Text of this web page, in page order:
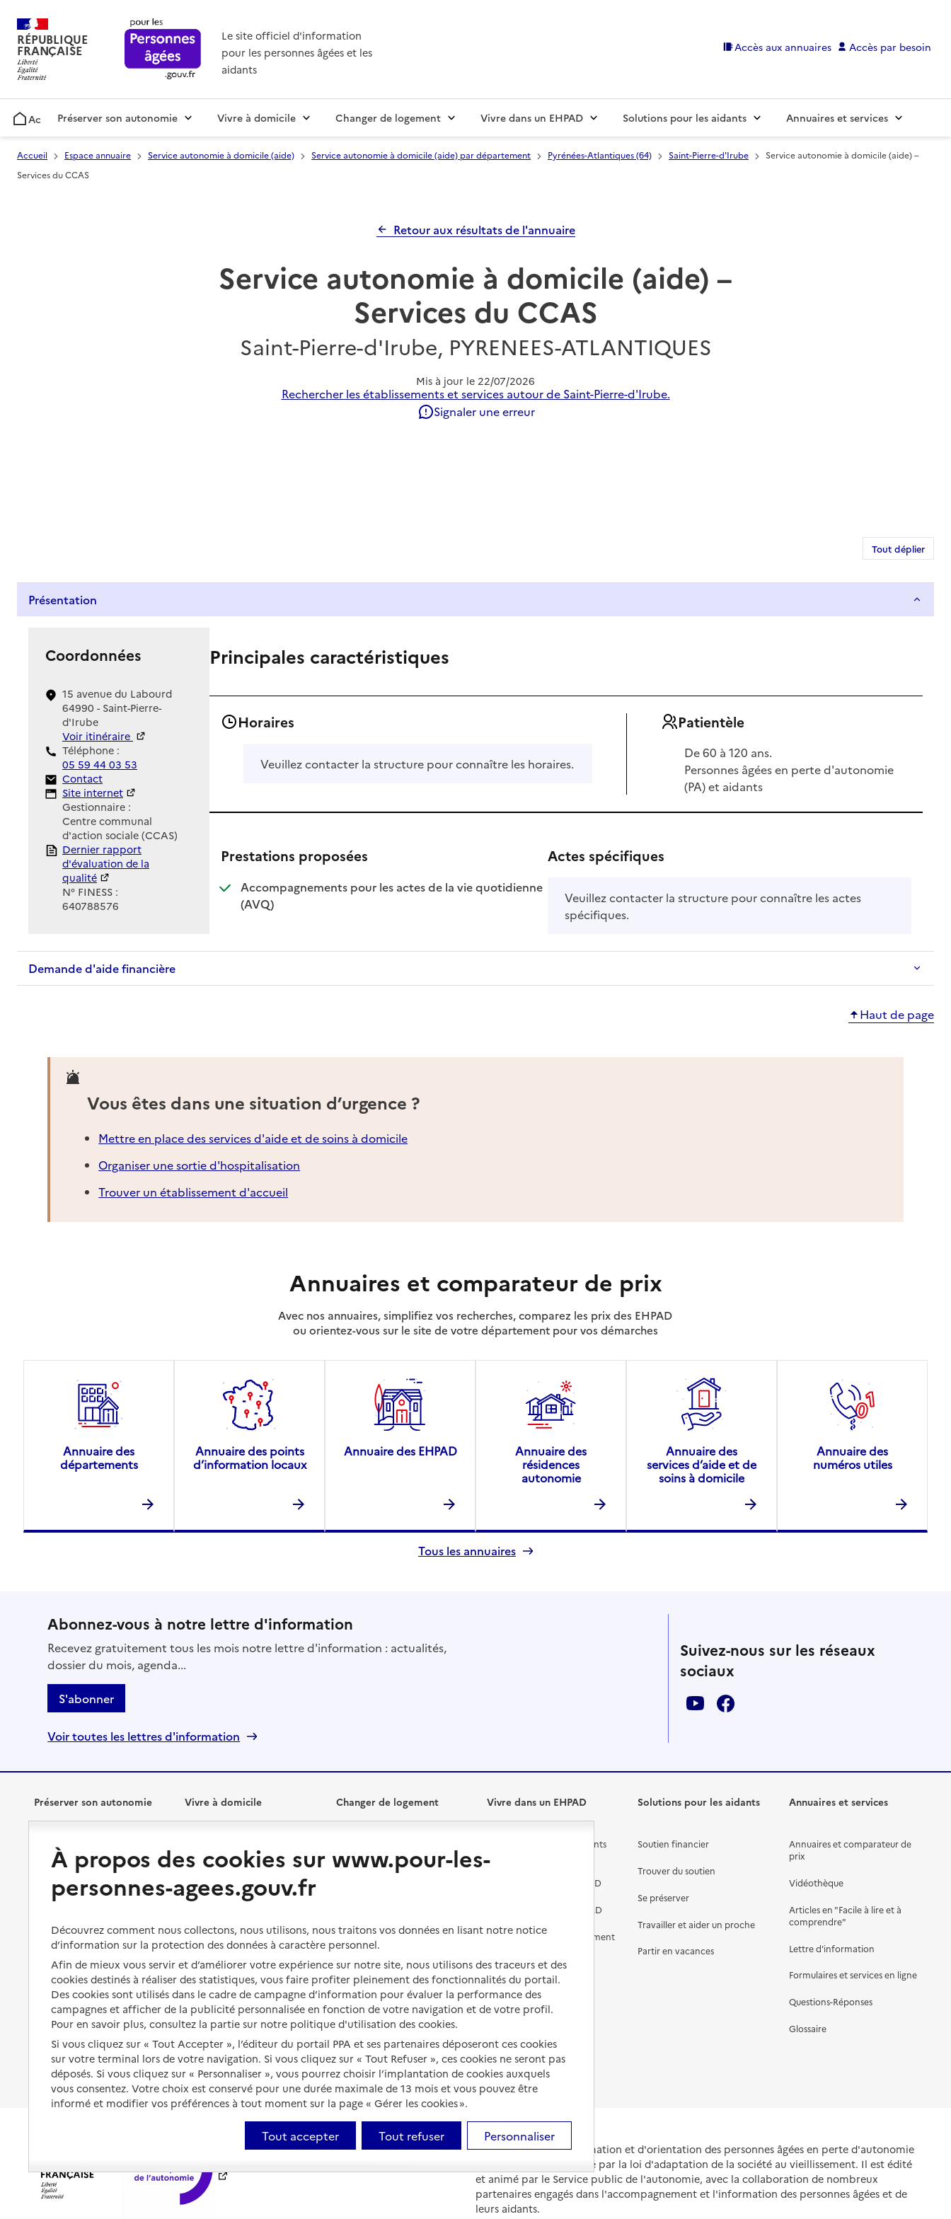
RÉPUBLIQUE
FRANÇAISE
Le site officiel d'information
pour les personnes âgées et les
aidants
Accès aux annuaires Accès par besoin
AccueilPréserver son autonomie Vivre à domicile Changer de logement Vivre dans un EHPAD Solutions pour les aidants Annuaires et services
Accueil Espace annuaire Service autonomie à domicile (aide) Service autonomie à domicile (aide) par département Pyrénées-Atlantiques (64) Saint-Pierre-d'Irube
Service autonomie à domicile (aide) –
Services du CCAS
Retour aux résultats de l'annuaire
Service autonomie à domicile (aide) –
Services du CCAS
Saint-Pierre-d'Irube, PYRENEES-ATLANTIQUES
Mis à jour le 22/07/2026
Rechercher les établissements et services autour de Saint-Pierre-d'Irube.
Signaler une erreur
Tout déplier
Présentation
Coordonnées
15 avenue du Labourd
64990 - Saint-Pierre-
d'Irube
Voir itinéraire
Téléphone :
05 59 44 03 53
Contact
Contact
Site Internet
Site internet
Gestionnaire :
Centre communal
d'action sociale (CCAS)
Rapport HAS
Dernier rapport
d'évaluation de la
qualité
N° FINESS :
640788576
Principales caractéristiques
Horaires
Veuillez contacter la structure pour connaître les horaires.
Patientèle
De 60 à 120 ans.
Personnes âgées en perte d'autonomie
(PA) et aidants
Prestations proposées
Accompagnements pour les actes de la vie quotidienne
(AVQ)
: disponible
: non disponible
Actes spécifiques
Veuillez contacter la structure pour connaître les actes
spécifiques.
Demande d'aide financière
Haut de page
Vous êtes dans une situation d’urgence ?
Mettre en place des services d'aide et de soins à domicile
Organiser une sortie d'hospitalisation
Trouver un établissement d'accueil
Annuaires et comparateur de prix
Avec nos annuaires, simplifiez vos recherches, comparez les prix des EHPAD
ou orientez-vous sur le site de votre département pour vos démarches
Annuaire des
départements
Annuaire des points
d’information locaux
Annuaire des EHPAD
Annuaire des
résidences
autonomie
Annuaire des
services d’aide et de
soins à domicile
Annuaire des
numéros utiles
Tous les annuaires
Abonnez-vous à notre lettre d'information
Recevez gratuitement tous les mois notre lettre d'information : actualités,
dossier du mois, agenda...
S'abonner
Voir toutes les lettres d'information
Suivez-nous sur les réseaux
sociaux
Préserver son autonomie
et droits
Aménager son logement et
s'équiper
santé
Organiser à l'avance sa propre
protection
Les mesures de protection
Les obligations de la famille
Les politiques du grand âge
Vivre à domicile
Bénéficier de soins à domicile
Aides financières
Solutions d'accueil temporaire
Partager son logement
Vivre à domicile avec une
maladie ou un handicap
Être hospitalisé
Fin de vie à domicile
Changer de logement
Vivre dans une résidence avec
Vivre en accueil familial
Autres solutions de logement
Vivre dans un EHPAD
Les différents établissements
Préparer l'entrée en EHPAD
Aides financières en EHPAD
Prévention, accompagnement
Comprendre les prix en
EHPAD
Droits en EHPAD
Fin de vie en EHPAD
Solutions pour les aidants
Soutien financier
Trouver du soutien
Se préserver
Travailler et aider un proche
Partir en vacances
Annuaires et services
Annuaires et comparateur de
prix
Vidéothèque
Articles en "Facile à lire et à
comprendre"
Lettre d'information
Formulaires et services en ligne
Questions-Réponses
Glossaire
Portail national d'information et d'orientation des personnes âgées en perte d'autonomie
et de leurs proches, créé par la loi d'adaptation de la société au vieillissement. Il est édité
et animé par le Service public de l'autonomie, avec la collaboration de nombreux
partenaires engagés dans l'accompagnement et l'information des personnes âgées et de
leurs aidants.
À propos des cookies sur www.pour-les-
personnes-agees.gouv.fr
Découvrez comment nous collectons, nous utilisons, nous traitons vos données en lisant notre notice
d’information sur la protection des données à caractère personnel.
Afin de mieux vous servir et d’améliorer votre expérience sur notre site, nous utilisons des traceurs et des
cookies destinés à réaliser des statistiques, vous faire profiter pleinement des fonctionnalités du portail.
Des cookies sont utilisés dans le cadre de campagne d’information pour évaluer la performance des
campagnes et afficher de la publicité personnalisée en fonction de votre navigation et de votre profil.
Pour en savoir plus, consultez la partie sur notre politique d'utilisation des cookies.
Si vous cliquez sur « Tout Accepter », l’éditeur du portail PPA et ses partenaires déposeront ces cookies
sur votre terminal lors de votre navigation. Si vous cliquez sur « Tout Refuser », ces cookies ne seront pas
déposés. Si vous cliquez sur « Personnaliser », vous pourrez choisir l’implantation de cookies auxquels
vous consentez. Votre choix est conservé pour une durée maximale de 13 mois et vous pouvez être
informé et modifier vos préférences à tout moment sur la page « Gérer les cookies ».
Tout accepter Tout refuser Personnaliser